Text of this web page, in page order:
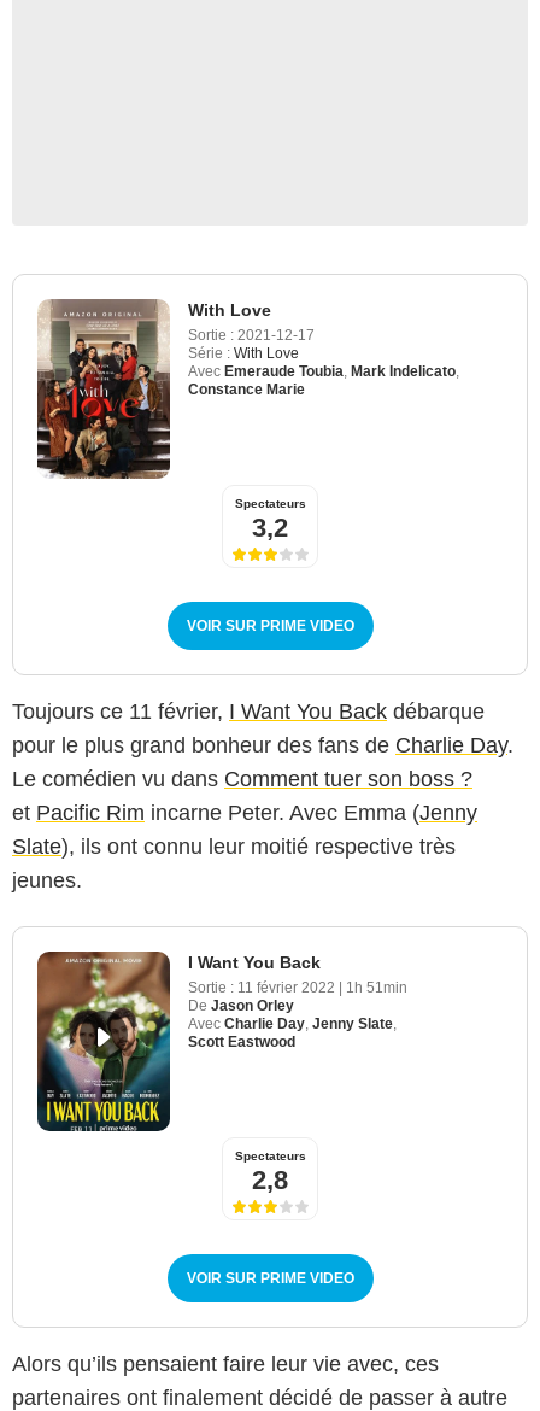
With Love
Sortie : 2021-12-17
Série : With Love
Avec Emeraude Toubia Mark Indelicato
Constance Marie
Spectateurs
3,2
VOIR SUR PRIME VIDEO
Toujours ce 11 février, I Want You Back débarque
pour le plus grand bonheur des fans de Charlie Day.
Le comédien vu dans Comment tuer son boss ?
et Pacific Rim incarne Peter. Avec Emma (Jenny
Slate), ils ont connu leur moitié respective très
jeunes.
I Want You Back
Sortie : 11 février 2022 | 1h 51min
De Jason Orley
Avec Charlie Day Jenny Slate
Scott Eastwood
Spectateurs
2,8
VOIR SUR PRIME VIDEO
Alors qu’ils pensaient faire leur vie avec, ces
partenaires ont finalement décidé de passer à autre